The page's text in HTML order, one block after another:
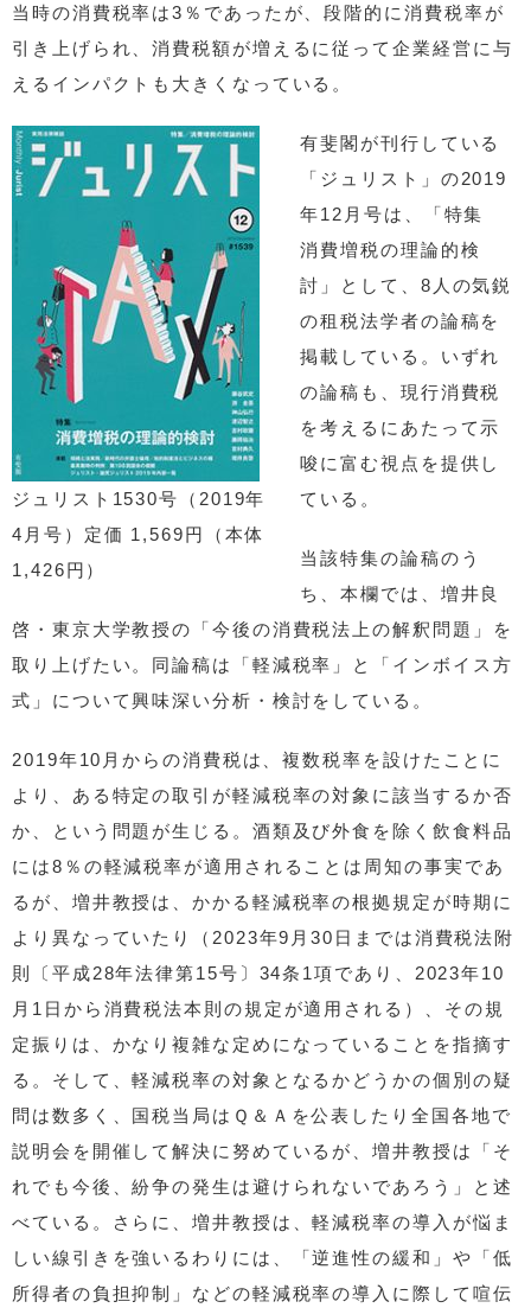
当時の消費税率は3％であったが、段階的に消費税率が
引き上げられ、消費税額が増えるに従って企業経営に与
えるインパクトも大きくなっている。
ジュリスト1530号（2019年
4月号）定価 1,569円（本体
1,426円）
有斐閣が刊行している
「ジュリスト」の2019
年12月号は、「特集
消費増税の理論的検
討」として、8人の気鋭
の租税法学者の論稿を
掲載している。いずれ
の論稿も、現行消費税
を考えるにあたって示
唆に富む視点を提供し
ている。
当該特集の論稿のう
ち、本欄では、増井良
啓・東京大学教授の「今後の消費税法上の解釈問題」を
取り上げたい。同論稿は「軽減税率」と「インボイス方
式」について興味深い分析・検討をしている。
2019年10月からの消費税は、複数税率を設けたことに
より、ある特定の取引が軽減税率の対象に該当するか否
か、という問題が生じる。酒類及び外食を除く飲食料品
には8％の軽減税率が適用されることは周知の事実であ
るが、増井教授は、かかる軽減税率の根拠規定が時期に
より異なっていたり（2023年9月30日までは消費税法附
則〔平成28年法律第15号〕34条1項であり、2023年10
月1日から消費税法本則の規定が適用される）、その規
定振りは、かなり複雑な定めになっていることを指摘す
る。そして、軽減税率の対象となるかどうかの個別の疑
問は数多く、国税当局はＱ＆Ａを公表したり全国各地で
説明会を開催して解決に努めているが、増井教授は「そ
れでも今後、紛争の発生は避けられないであろう」と述
べている。さらに、増井教授は、軽減税率の導入が悩ま
しい線引きを強いるわりには、「逆進性の緩和」や「低
所得者の負担抑制」などの軽減税率の導入に際して喧伝